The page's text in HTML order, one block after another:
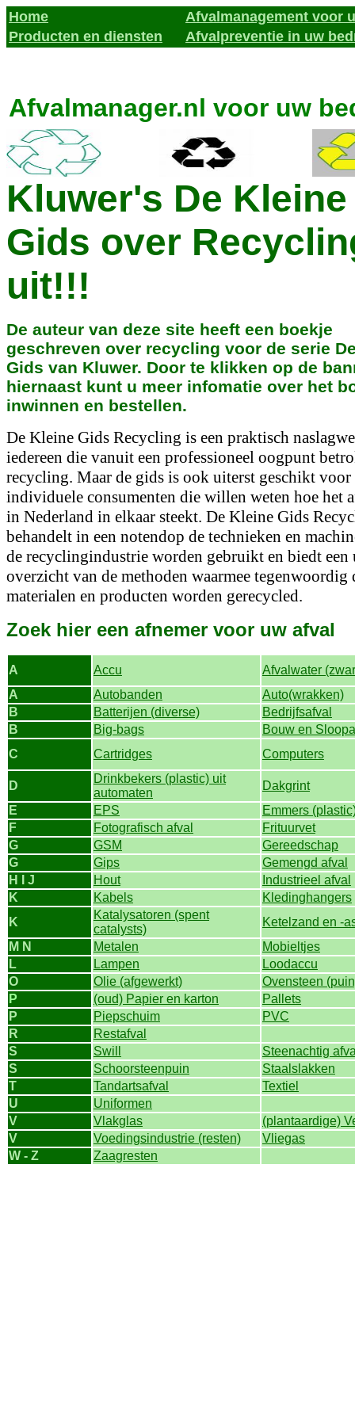
Home
Afvalmanagement voor
Producten en diensten
Afvalpreventie in uw
Afvalmanager.nl voor uw
Kluwer's De Kleine
Gids over
uit!!!
De auteur van deze site heeft een boekje
geschreven over recycling voor de serie
Gids van Kluwer. Door te klikken op de
hiernaast kunt u meer infomatie over het
inwinnen en bestellen.
De Kleine Gids Recycling is een praktisch
iedereen die vanuit een professioneel oogpunt
recycling. Maar de gids is ook uiterst geschikt voor
individuele consumenten die willen weten hoe het
in Nederland in elkaar steekt. De Kleine Gids
behandelt in een notendop de technieken en
de recyclingindustrie worden gebruikt en biedt een
overzicht van de methoden waarmee tegenwoordig
materialen en producten worden gerecycled.
Zoek hier een afnemer voor uw afval
A Accu
Afvalwater
A
Autobanden
Auto(wrakken)
B
Batterijen (diverse)
Bedrijfsafval
B
Big-bags
Bouw en
C
Cartridges Computers
D
Drinkbekers (plastic) uit
automaten
Dakgrint
E
EPS
Emmers
F
Fotografisch afval
Frituurvet
G
GSM
Gereedschap
G
Gips
Gemengd afval
H I J
Hout
Industrieel afval
K
Kabels
Kledinghangers
K
Katalysatoren (spent
catalysts)
Ketelzand en -
M N
Metalen
Mobieltjes
L
Lampen
Loodaccu
O
Olie (afgewerkt)
Ovensteen
P
(oud) Papier en karton
Pallets
P
Piepschuim
PVC
R
Restafval
S
Swill
Steenachtig
S
Schoorsteenpuin
Staalslakken
T
Tandartsafval
Textiel
U
Uniformen
V
Vlakglas
(plantaardige)
V
Voedingsindustrie (resten)
Vliegas
W - Z
Zaagresten